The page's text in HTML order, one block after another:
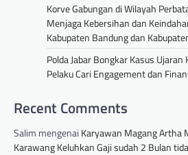
Korve Gabungan di Wilayah
Menjaga Kebersihan dan
Kabupaten Bandung dan
Polda Jabar Bongkar Kasus Ujaran
Pelaku Cari Engagement dan
Recent Comments
Salim mengenai Karyawan Magang Artha
Karawang Keluhkan Gaji sudah 2 Bulan